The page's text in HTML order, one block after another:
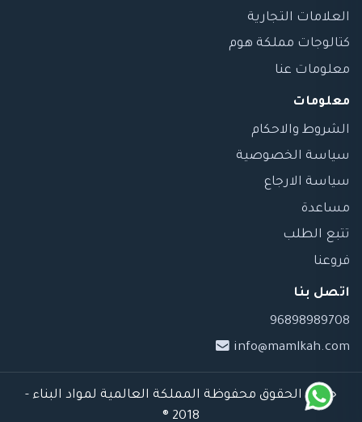
العلامات التجارية
كتالوجات مملكة هوم
معلومات عنا
معلومات
الشروط والاحكام
سياسة الخصوصية
سياسة الارجاع
مساعدة
تتبع الطلب
فروعنا
اتصل بنا
96898989708
info@mamlkah.com
جميع الحقوق محفوظة المملكة العالمية لمواد البناء -
2018 ®